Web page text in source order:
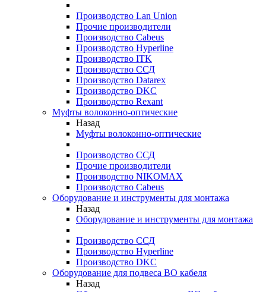
Производство Lan Union
Прочие производители
Производство Cabeus
Производство Hyperline
Производство ITK
Производство ССД
Производство Datarex
Производство DKC
Производство Rexant
Муфты волоконно-оптические
Назад
Муфты волоконно-оптические
Производство ССД
Прочие производители
Производство NIKOMAX
Производство Cabeus
Оборудование и инструменты для монтажа
Назад
Оборудование и инструменты для монтажа
Производство ССД
Производство Hyperline
Производство DKC
Оборудование для подвеса ВО кабеля
Назад